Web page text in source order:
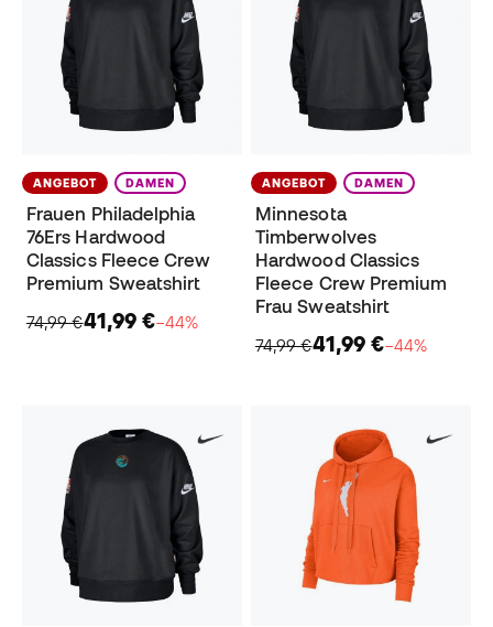
ANGEBOT DAMEN
Frauen Philadelphia
76Ers Hardwood
Classics Fleece Crew
Premium Sweatshirt
74,99 €41,99 €−44%
ANGEBOT DAMEN
Minnesota
Timberwolves
Hardwood Classics
Fleece Crew Premium
Frau Sweatshirt
74,99 €41,99 €−44%